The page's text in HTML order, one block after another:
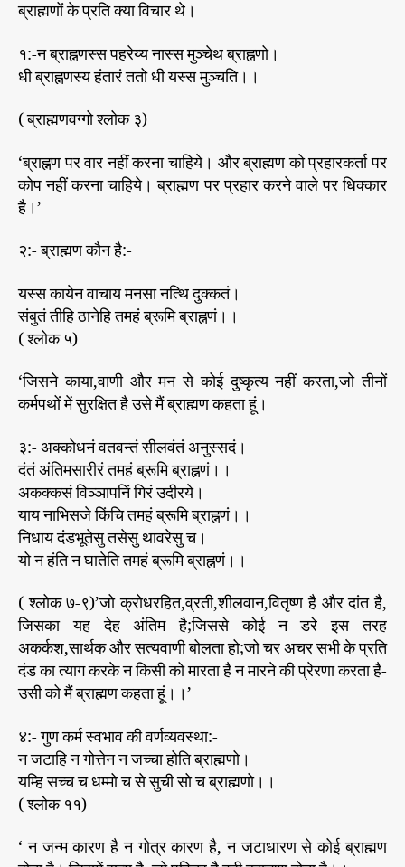
ब्राह्मणों के प्रति क्या विचार थे।
१:-न ब्राह्नणस्स पहरेय्य नास्स मुञ्चेथ ब्राह्नणो।
धी ब्राह्नणस्य हंतारं ततो धी यस्स मुञ्चति।।
( ब्राह्मणवग्गो श्लोक ३)
‘ब्राह्नण पर वार नहीं करना चाहिये। और ब्राह्मण को प्रहारकर्ता पर
कोप नहीं करना चाहिये। ब्राह्मण पर प्रहार करने वाले पर धिक्कार
है।’
२:- ब्राह्मण कौन है:-
यस्स कायेन वाचाय मनसा नत्थि दुक्कतं।
संबुतं तीहि ठानेहि तमहं ब्रूमि ब्राह्नणं।।
( श्लोक ५)
‘जिसने काया,वाणी और मन से कोई दुष्कृत्य नहीं करता,जो तीनों
कर्मपथों में सुरक्षित है उसे मैं ब्राह्मण कहता हूं।
३:- अक्कोधनं वतवन्तं सीलवंतं अनुस्सदं।
दंतं अंतिमसारीरं तमहं ब्रूमि ब्राह्नणं।।
अकक्कसं विञ्ञापनिं गिरं उदीरये।
याय नाभिसजे किंचि तमहं ब्रूमि ब्राह्नणं।।
निधाय दंडभूतेसु तसेसु थावरेसु च।
यो न हंति न घातेति तमहं ब्रूमि ब्राह्नणं।।
( श्लोक ७-९)’जो क्रोधरहित,व्रती,शीलवान,वितृष्ण है और दांत है,
जिसका यह देह अंतिम है;जिससे कोई न डरे इस तरह
अकर्कश,सार्थक और सत्यवाणी बोलता हो;जो चर अचर सभी के प्रति
दंड का त्याग करके न किसी को मारता है न मारने की प्रेरणा करता है-
उसी को मैं ब्राह्मण कहता हूं।।’
४:- गुण कर्म स्वभाव की वर्णव्यवस्था:-
न जटाहि न गोत्तेन न जच्चा होति ब्राह्मणो।
यम्हि सच्च च धम्मो च से सुची सो च ब्राह्मणो।।
( श्लोक ११)
‘ न जन्म कारण है न गोत्र कारण है, न जटाधारण से कोई ब्राह्मण